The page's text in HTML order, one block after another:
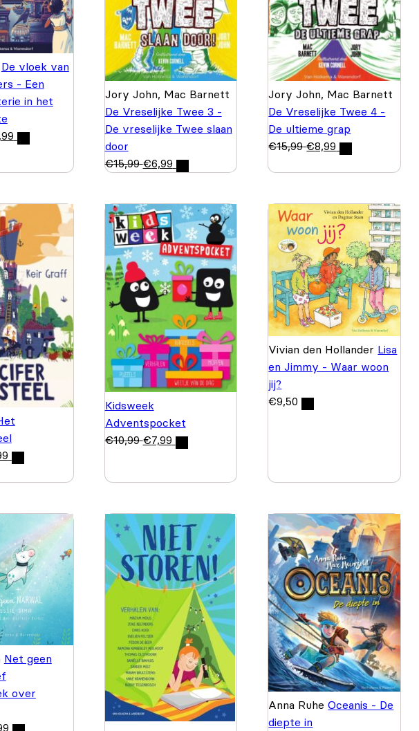
De vloek van
- Een
in het
Jory John, Mac Barnett
De Vreselijke Twee 3 -
De vreselijke Twee slaan
door
€15,99 €6,99
Jory John, Mac Barnett
De Vreselijke Twee 4 -
De ultieme grap
€15,99 €8,99
Kidsweek
Adventspocket
€10,99 €7,99
Vivian den Hollander Lisa
en Jimmy - Waar woon
jij?
€9,50
Net geen
over
Anna RuheOceanis - De
diepte in